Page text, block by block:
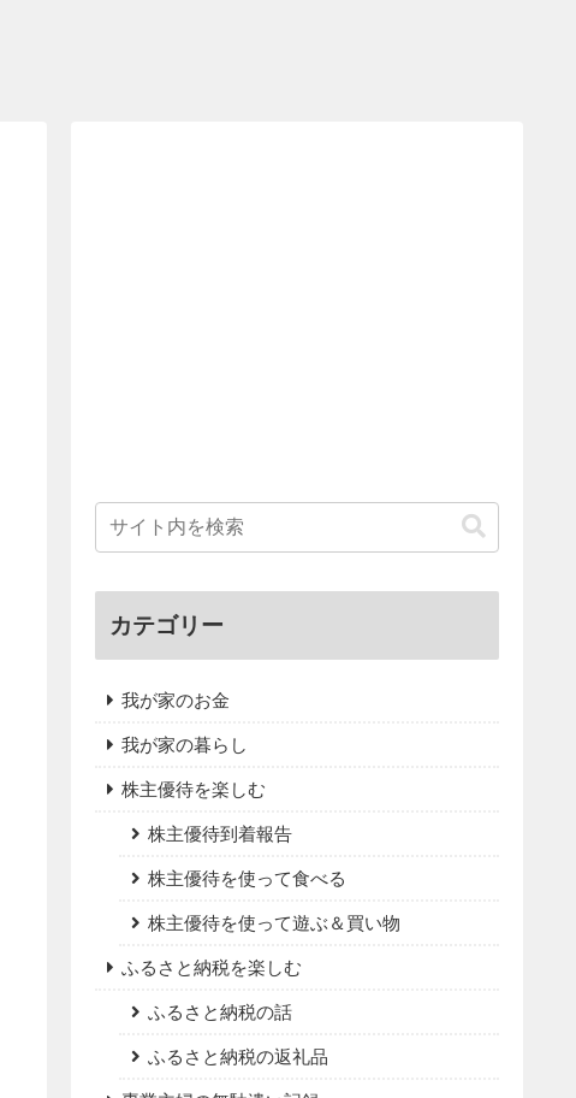
カテゴリー
我が家のお金
我が家の暮らし
株主優待を楽しむ
株主優待到着報告
株主優待を使って食べる
株主優待を使って遊ぶ＆買い物
ふるさと納税を楽しむ
ふるさと納税の話
ふるさと納税の返礼品